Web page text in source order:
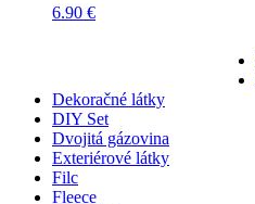
6.90 €
Dekoračné látky
DIY Set
Dvojitá gázovina
Exteriérové látky
Filc
Fleece